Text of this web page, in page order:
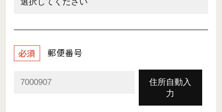
必須 郵便番号
住所自動入
力